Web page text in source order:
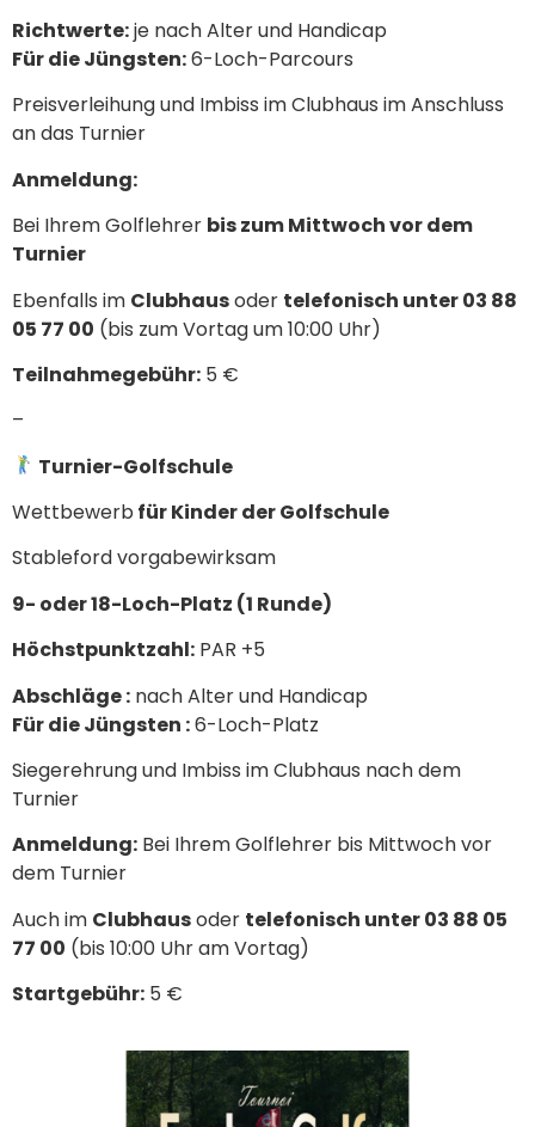
Richtwerte:je nach Alter und Handicap
Für die Jüngsten:6-Loch-Parcours
Preisverleihung und Imbiss im Clubhaus im Anschluss
an das Turnier
Anmeldung:
Bei Ihrem Golflehrer bis zum Mittwoch vor dem
Turnier
Ebenfalls im Clubhausoder telefonisch unter 03 88
05 77 00 (bis zum Vortag um 10:00 Uhr)
Teilnahmegebühr: 5 €
–
Turnier-Golfschule
Wettbewerb für Kinder der Golfschule
Stableford vorgabewirksam
9- oder 18-Loch-Platz (1 Runde)
Höchstpunktzahl: PAR +5
Abschläge : nach Alter und Handicap
Für die Jüngsten :6-Loch-Platz
Siegerehrung und Imbiss im Clubhaus nach dem
Turnier
Anmeldung: Bei Ihrem Golflehrer bis Mittwoch vor
dem Turnier
Auch im Clubhausoder telefonisch unter 03 88 05
77 00 (bis 10:00 Uhr am Vortag)
Startgebühr: 5 €